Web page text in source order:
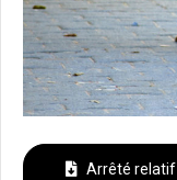
Arrêté relatif